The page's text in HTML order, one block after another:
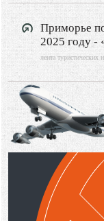
Приморье
2025 году -
лента туристических